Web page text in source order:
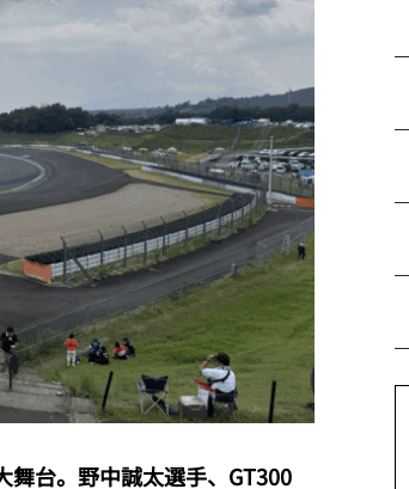
舞台。野中誠太選手、GT300